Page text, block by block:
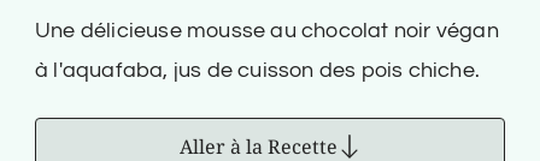
Une délicieuse mousse au chocolat noir végan
à l'aquafaba, jus de cuisson des pois chiche.
Aller à la Recette